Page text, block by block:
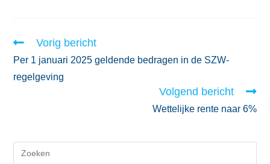
Vorig bericht
Per 1 januari 2025 geldende bedragen in de SZW-
regelgeving
Volgend bericht
Wettelijke rente naar 6%